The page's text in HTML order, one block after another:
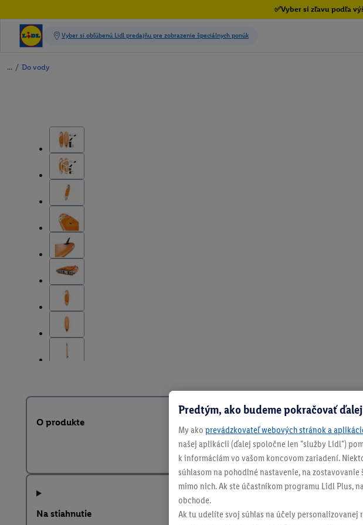
✅Vyber si zľavu podľa
/ Do vody
O produkte
Na stiahnutie
Predtým, ako budeme pokračovať
My ako prevádzkovateľ webových stránok a
našej aplikácii (ďalej spoločne len "služby Lidl")
k informáciám vo vašom koncovom zariadení.
súhlasom na pohodlné nastavenie, na
mimo nich. Ak ste účastníkom programu Lidl Plus,
obchode.
Ak tu udelíte svoj súhlas na účely